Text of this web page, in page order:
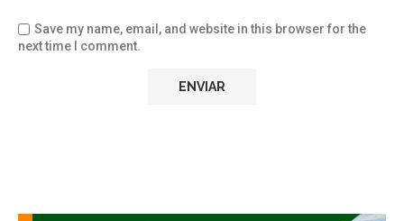
Save my name, email, and website in this browser for the
next time I comment.